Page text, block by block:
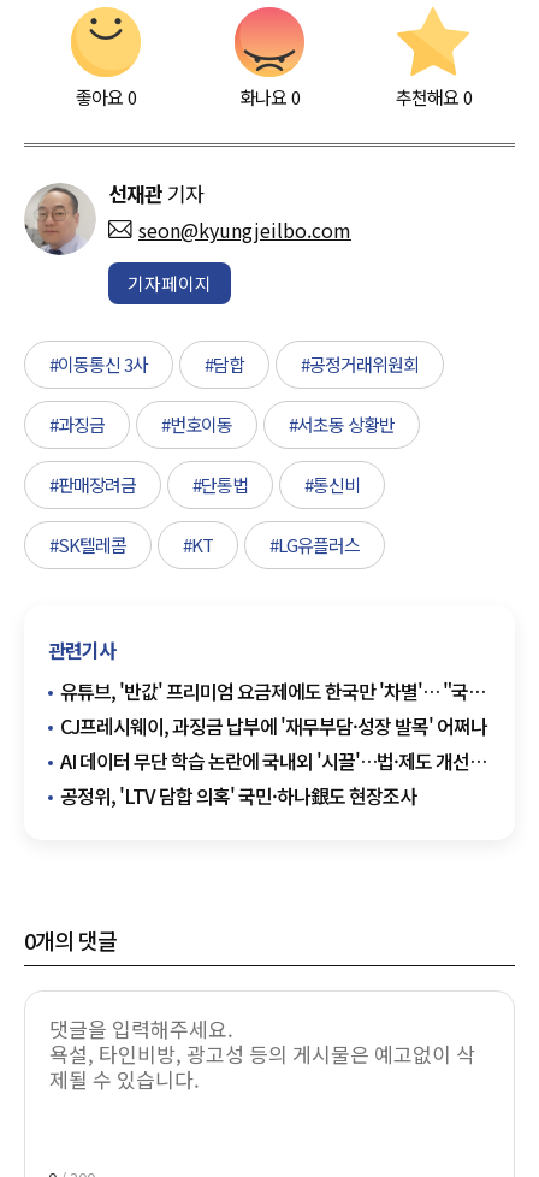
좋아요0 화나요0 추천해요 0
선재관 기자
seon@kyungjeilbo.com
기자페이지
#이동통신 3사 #담합 #공정거래위원회
#과징금 #번호이동 #서초동 상황반
#판매장려금 #단통법 #통신비
#SK텔레콤 #KT #LG유플러스
관련기사
유튜브, '반값' 프리미엄 요금제에도 한국만 '차별'… "국내
소비자 차별 논란"
CJ프레시웨이, 과징금 납부에 '재무부담·성장 발목' 어쩌나
AI 데이터 무단 학습 논란에 국내외 '시끌'…법·제도 개선
절실
공정위, 'LTV 담합 의혹' 국민·하나銀도 현장조사
0개의 댓글